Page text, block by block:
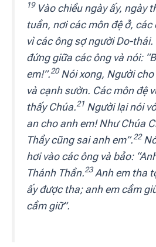
19Vào chiều ngày ấy, ngày
tuần, nơi các môn đệ ở, các
vì các ông sợ người Do-
đứng giữa các ông và nói:
em!”.20Nói xong, Người cho
và cạnh sườn. Các môn đệ
thấy Chúa.21 Người lại nói
an cho anh em! Như Chúa
Thầy cũng sai anh em”.22
hơi vào các ông và bảo:
Thánh Thần.23Anh em tha
ấy được tha; anh em cầm
cầm giữ”.